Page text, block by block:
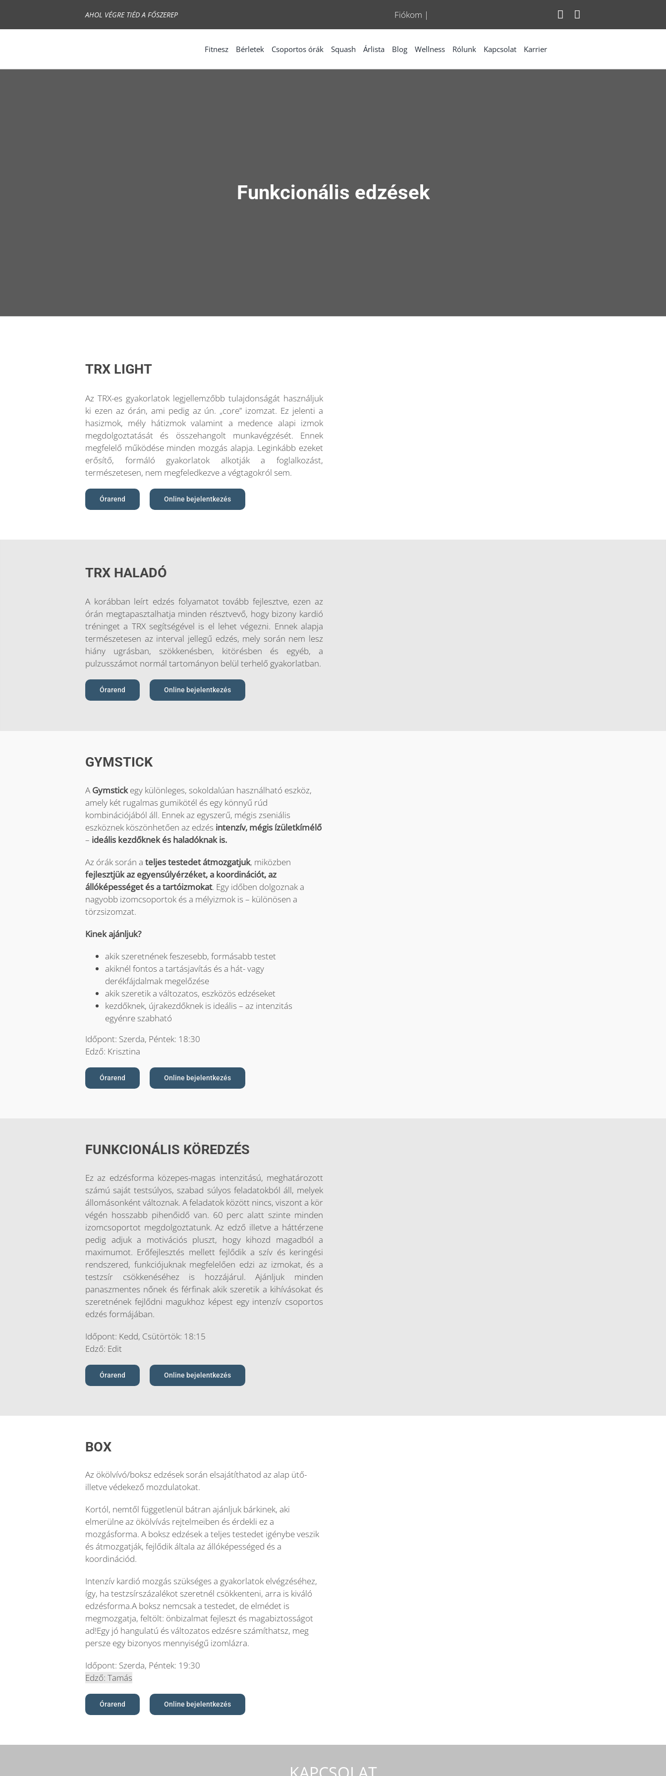
content
AHOL VÉGRE TIÉD A FŐSZEREP Fiókom |
Fitnesz Bérletek Csoportos órák Squash Árlista Blog Wellness Rólunk Kapcsolat Karrier
Funkcionális edzések
TRX LIGHT
Az TRX-es gyakorlatok legjellemzőbb tulajdonságát használjuk
ki ezen az órán, ami pedig az ún. „core” izomzat. Ez jelenti a
hasizmok, mély hátizmok valamint a medence alapi izmok
megdolgoztatását és összehangolt munkavégzését. Ennek
megfelelő működése minden mozgás alapja. Leginkább ezeket
erősítő, formáló gyakorlatok alkotják a foglalkozást,
természetesen, nem megfeledkezve a végtagokról sem.
Órarend Online bejelentkezés
TRX HALADÓ
A korábban leírt edzés folyamatot tovább fejlesztve, ezen az
órán megtapasztalhatja minden résztvevő, hogy bizony kardió
tréninget a TRX segítségével is el lehet végezni. Ennek alapja
természetesen az interval jellegű edzés, mely során nem lesz
hiány ugrásban, szökkenésben, kitörésben és egyéb, a
pulzusszámot normál tartományon belül terhelő gyakorlatban.
Órarend Online bejelentkezés
GYMSTICK
A Gymstickegy különleges, sokoldalúan használható eszköz,
amely két rugalmas gumikötél és egy könnyű rúd
kombinációjából áll. Ennek az egyszerű, mégis zseniális
eszköznek köszönhetően az edzés intenzív, mégis ízületkímélő
– ideális kezdőknek és haladóknak is.
Az órák során a teljes testedet átmozgatjuk, miközben
fejlesztjük az egyen­súlyérzéket, a koordinációt, az
állóképességet és a tartóizmokat. Egy időben dolgoznak a
nagyobb izomcsoportok és a mélyizmok is – különösen a
törzsizomzat.
Kinek ajánljuk?
akik szeretnének feszesebb, formásabb testet
akiknél fontos a tartásjavítás és a hát- vagy
derékfájdalmak megelőzése
akik szeretik a változatos, eszközös edzéseket
kezdőknek, újrakezdőknek is ideális – az intenzitás
egyénre szabható
Időpont: Szerda, Péntek: 18:30
Edző: Krisztina
Órarend Online bejelentkezés
FUNKCIONÁLIS KÖREDZÉS
Ez az edzésforma közepes-magas intenzitású, meghatározott
számú saját testsúlyos, szabad súlyos feladatokból áll, melyek
állomásonként változnak. A feladatok között nincs, viszont a kör
végén hosszabb pihenőidő van. 60 perc alatt szinte minden
izomcsoportot megdolgoztatunk. Az edző illetve a háttérzene
pedig adjuk a motivációs pluszt, hogy kihozd magadból a
maximumot. Erőfejlesztés mellett fejlődik a szív és keringési
rendszered, funkciójuknak megfelelően edzi az izmokat, és a
testzsír csökkenéséhez is hozzájárul. Ajánljuk minden
panaszmentes nőnek és férfinak akik szeretik a kihívásokat és
szeretnének fejlődni magukhoz képest egy intenzív csoportos
edzés formájában.
Időpont: Kedd, Csütörtök: 18:15
Edző: Edit
Órarend Online bejelentkezés
BOX
Az ökölvívó/boksz edzések során elsajátíthatod az alap ütő-
illetve védekező mozdulatokat.
Kortól, nemtől függetlenül bátran ajánljuk bárkinek, aki
elmerülne az ökölvívás rejtelmeiben és érdekli ez a
mozgásforma. A boksz edzések a teljes testedet igénybe veszik
és átmozgatják, fejlődik általa az állóképességed és a
koordinációd.
Intenzív kardió mozgás szükséges a gyakorlatok elvégzéséhez,
így, ha testzsírszázalékot szeretnél csökkenteni, arra is kiváló
edzésforma.A boksz nemcsak a testedet, de elmédet is
megmozgatja, feltölt: önbizalmat fejleszt és magabiztosságot
ad!Egy jó hangulatú és változatos edzésre számíthatsz, meg
persze egy bizonyos mennyiségű izomlázra.
Időpont: Szerda, Péntek: 19:30
Edző: Tamás
Órarend Online bejelentkezés